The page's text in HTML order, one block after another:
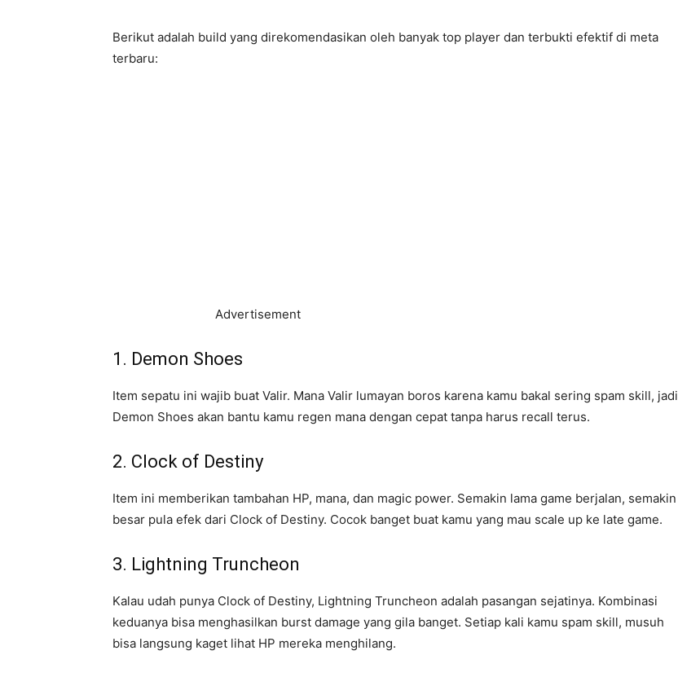
Berikut adalah build yang direkomendasikan oleh banyak top player dan terbukti efektif di meta
terbaru:
Advertisement
1. Demon Shoes
Item sepatu ini wajib buat Valir. Mana Valir lumayan boros karena kamu bakal sering spam skill, jadi
Demon Shoes akan bantu kamu regen mana dengan cepat tanpa harus recall terus.
2. Clock of Destiny
Item ini memberikan tambahan HP, mana, dan magic power. Semakin lama game berjalan, semakin
besar pula efek dari Clock of Destiny. Cocok banget buat kamu yang mau scale up ke late game.
3. Lightning Truncheon
Kalau udah punya Clock of Destiny, Lightning Truncheon adalah pasangan sejatinya. Kombinasi
keduanya bisa menghasilkan burst damage yang gila banget. Setiap kali kamu spam skill, musuh
bisa langsung kaget lihat HP mereka menghilang.